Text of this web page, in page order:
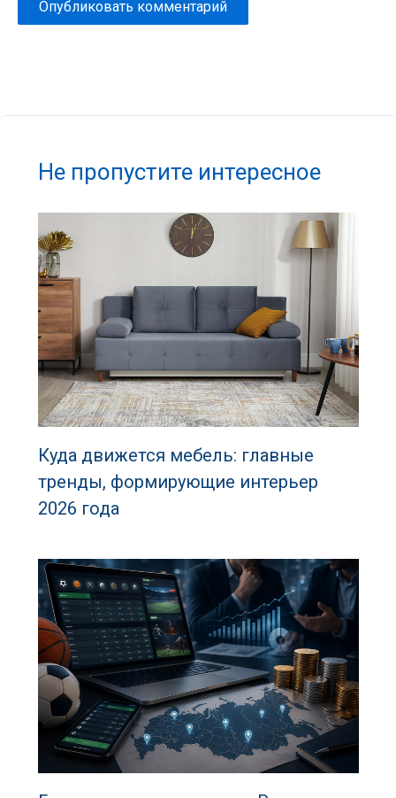
Не пропустите интересное
Куда движется мебель: главные
тренды, формирующие интерьер
2026 года